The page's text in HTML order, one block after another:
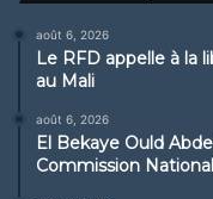
août 6, 2026
Le RFD appelle à la
au Mali
août 6, 2026
El Bekaye Ould
Commission